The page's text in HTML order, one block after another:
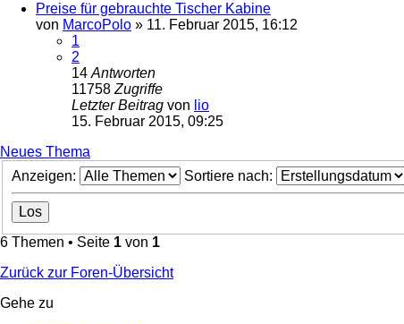
Preise für gebrauchte Tischer Kabine
von MarcoPolo » 11. Februar 2015, 16:12
1
2
14 Antworten
11758 Zugriffe
Letzter Beitrag von lio
15. Februar 2015, 09:25
Neues Thema
Anzeigen:
Sortiere nach:
6 Themen • Seite 1 von 1
Zurück zur Foren-Übersicht
Gehe zu